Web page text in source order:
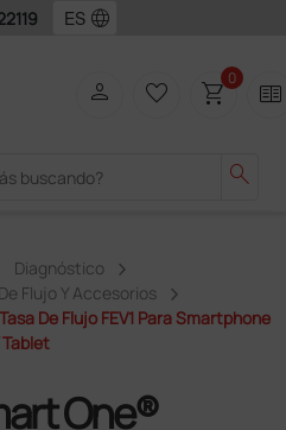
language
search
person favorite_border shopping_cart0 two_pager
Diagnóstico
Flujo Y Accesorios
De Flujo FEV1 Para Smartphone
Tablet
One®